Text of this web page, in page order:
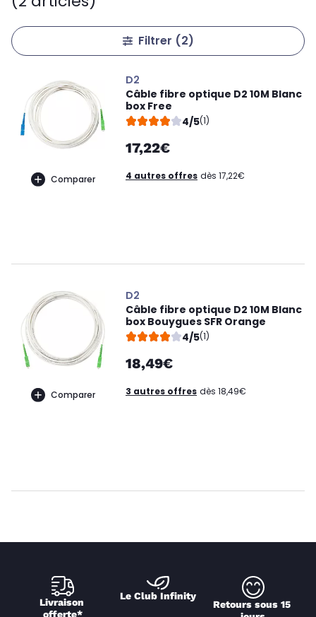
Filtrer (2)
Comparer
D2
Câble fibre optique D2 10M Blanc
box Free
4/5(1)
17,22€
4 autres offres dès 17,22€
Comparer
D2
Câble fibre optique D2 10M Blanc
box Bouygues SFR Orange
4/5(1)
18,49€
3 autres offres dès 18,49€
Livraison
offerte*
Le Club Infinity
Retours sous 15